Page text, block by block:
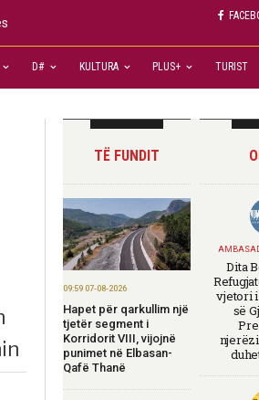
D# KULTURA PLUS+ TURIST
TË FUNDIT
09:59 07-08-2026
Hapet për qarkullim një
tjetër segment i
Korridorit VIII, vijojnë
punimet në Elbasan-
Qafë Thanë
Dita
vjetori
së